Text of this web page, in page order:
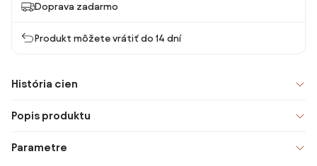
Doprava zadarmo
Produkt môžete vrátiť do 14 dní
História cien
Popis produktu
Parametre